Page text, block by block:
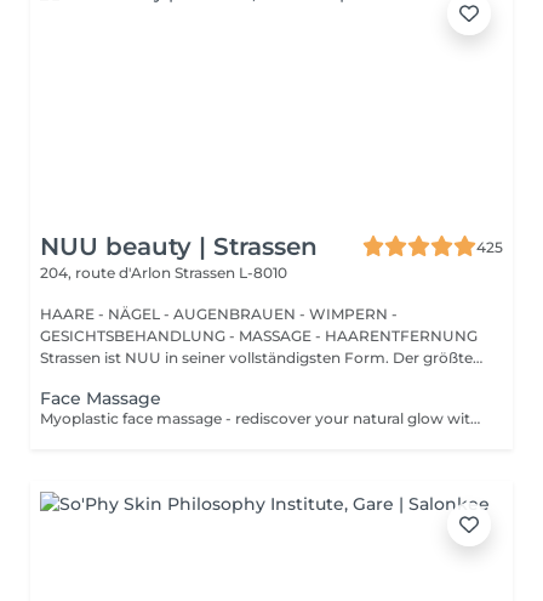
NUU beauty | Strassen
425
204, route d'Arlon Strassen L-8010
HAARE - NÄGEL - AUGENBRAUEN - WIMPERN -
GESICHTSBEHANDLUNG - MASSAGE - HAARENTFERNUNG
Strassen ist NUU in seiner vollständigsten Form. Der größte
Face Massage
Myoplastic face massage - rediscover your natural glow with the deeply rejuvenating myoplastic face massage. This unique technique works not only on the surface of your skin but also on the deeper layers of muscles and fascia. Through precise, sculpting movements, it releases tension, improves circulation, and restores elasticity. The result? A lifted, defined, and radiant look that feels as refreshing as it appears. Every session is like a reset for your face leaving you looking youthful, relaxed, and glowing with vitality. Buccal face massage - is one of the most exclusive beauty treatments loved by celebrities worldwide. Performed both outside and inside the mouth, it targets the deepest facial muscles that are rarely activated. This powerful technique relieves jaw tension, sculpts cheekbones, plumps lips naturally, and improves lymphatic drainage. The result is a beautifully contoured, youthful face with a radiant, healthy glow. After just one session, you'll feel lighter, fresher, and more confident. This is an experience that goes beyond beauty, reaching harmony and balance. Express face massage is designed for those who value their time while expecting visible, refined results. This 30-minute lifting massage focuses on precise muscle stimulation to restore facial tone, improve skin firmness, and redefine the natural facial contour. The treatment helps reduce visible signs of fatigue while stimulating microcirculation, allowing the skin to regain a fresh, radiant, and naturally healthy glow. Perfect as an additional boost to your body massage for complete relaxation and rejuvenation. Important: This treatment is available only as an add-on to any body massage and cannot be booked as a standalone service.